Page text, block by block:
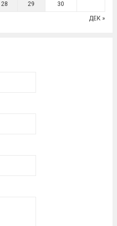
28 29 30
ДЕК »